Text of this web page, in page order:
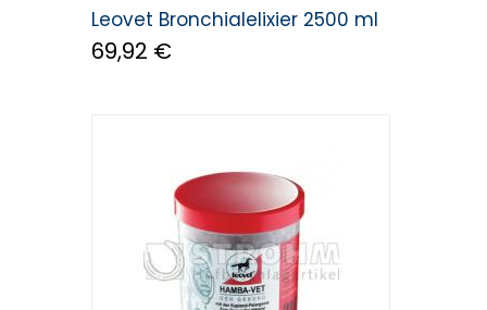
Leovet Bronchialelixier 2500 ml
69,92 €